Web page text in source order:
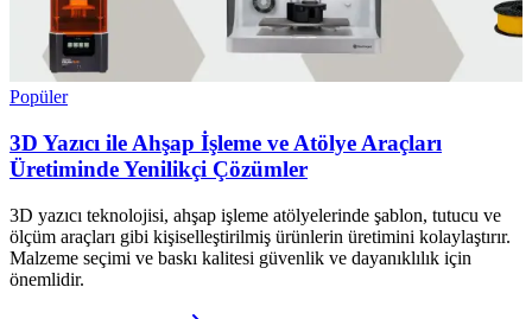
Popüler
3D Yazıcı ile Ahşap İşleme ve Atölye Araçları
Üretiminde Yenilikçi Çözümler
3D yazıcı teknolojisi, ahşap işleme atölyelerinde şablon, tutucu ve
ölçüm araçları gibi kişiselleştirilmiş ürünlerin üretimini kolaylaştırır.
Malzeme seçimi ve baskı kalitesi güvenlik ve dayanıklılık için
önemlidir.